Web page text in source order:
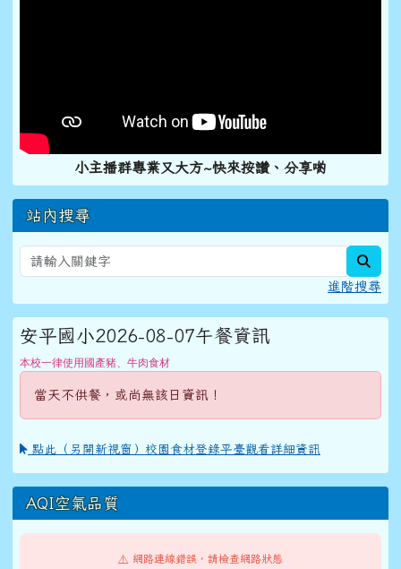
小主播群專業又大方~快來按讚、分享喲
站內搜尋
進階搜尋
安平國小2026-08-07午餐資訊
本校一律使用國產豬、牛肉食材
當天不供餐，或尚無該日資訊！
點此（另開新視窗）校園食材登錄平臺觀看詳細資訊
AQI空氣品質
⚠️ 網路連線錯誤，請檢查網路狀態